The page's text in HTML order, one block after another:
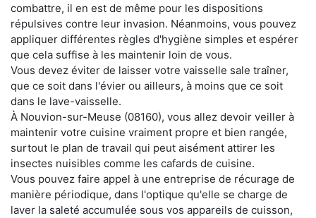
combattre, il en est de même pour les dispositions
répulsives contre leur invasion. Néanmoins, vous pouvez
appliquer différentes règles d'hygiène simples et espérer
que cela suffise à les maintenir loin de vous.
Vous devez éviter de laisser votre vaisselle sale traîner,
que ce soit dans l'évier ou ailleurs, à moins que ce soit
dans le lave-vaisselle.
À Nouvion-sur-Meuse (08160), vous allez devoir veiller à
maintenir votre cuisine vraiment propre et bien rangée,
surtout le plan de travail qui peut aisément attirer les
insectes nuisibles comme les cafards de cuisine.
Vous pouvez faire appel à une entreprise de récurage de
manière périodique, dans l'optique qu'elle se charge de
laver la saleté accumulée sous vos appareils de cuisson,